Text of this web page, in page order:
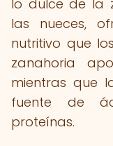
lo dulce de la
las nueces,
nutritivo que
zanahoria
mientras que
fuente de
proteínas.